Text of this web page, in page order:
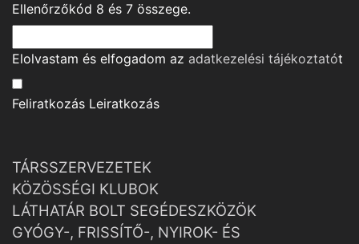
Ellenőrzőkód 8 és 7 összege.
Elolvastam és elfogadom az adatkezelési tájékoztatót
Feliratkozás Leiratkozás
TÁRSSZERVEZETEK
KÖZÖSSÉGI KLUBOK
LÁTHATÁR BOLT SEGÉDESZKÖZÖK
GYÓGY-, FRISSÍTŐ-, NYIROK- ÉS